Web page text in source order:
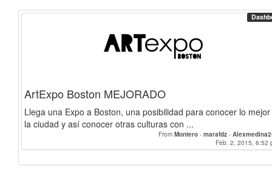
ArtExpo Boston MEJORADO
Llega una Expo a Boston, una posibilidad para conocer lo
la ciudad y así conocer otras culturas con ...
From Montero - marafdz -
Feb. 2, 2015, 6:52